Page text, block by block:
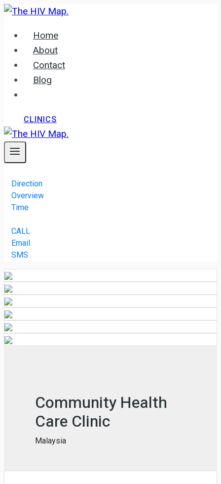
Skip
contentHome
About
Contact
Blog
CLINICS
Direction
Overview
Time
CALL
Email
SMS
Community Health
Care Clinic
Malaysia